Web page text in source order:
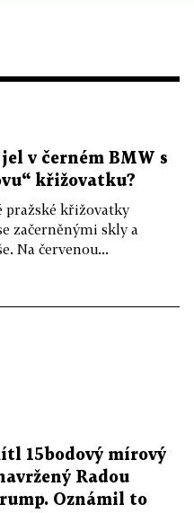
v černém BMW s
křižovatku?
pražské křižovatky
začerněnými skly a
Na červenou...
15bodový mírový
Radou
Oznámil to